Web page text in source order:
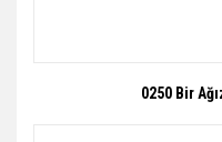
0250 Bir